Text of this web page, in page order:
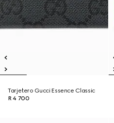
Tarjetero Gucci Essence Classic
R 4 700